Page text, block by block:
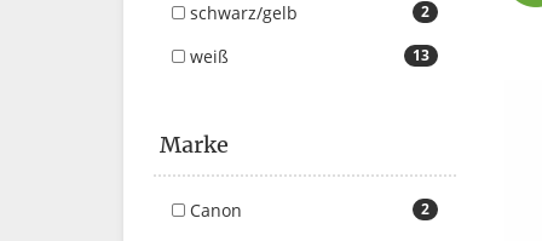
2
schwarz/gelb
13
weiß
Marke
2
Canon